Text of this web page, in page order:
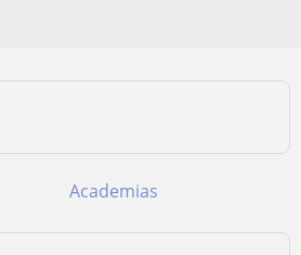
Academias